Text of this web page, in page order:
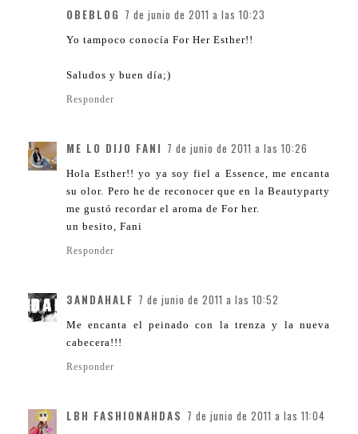
OBEBLOG 7 de junio de 2011 a las 10:23
Yo tampoco conocía For Her Esther!!
Saludos y buen día;)
Responder
ME LO DIJO FANI 7 de junio de 2011 a las 10:26
Hola Esther!! yo ya soy fiel a Essence, me encanta
su olor. Pero he de reconocer que en la Beautyparty
me gustó recordar el aroma de For her.
un besito, Fani
Responder
3ANDAHALF 7 de junio de 2011 a las 10:52
Me encanta el peinado con la trenza y la nueva
cabecera!!!
Responder
LBH FASHIONAHDAS 7 de junio de 2011 a las 11:04